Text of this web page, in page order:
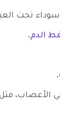
تحت
الدم.
الأعصاب،